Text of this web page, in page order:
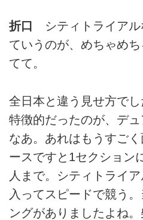
折口
シティトライアル
ていうのが、めちゃめ
てて。
全日本と違う見せ方で
特徴的だったのが、デ
なあ。あれはもうすご
ースですと1セクション
人まで。シティトライ
入ってスピードで競う
ングがありましたよね